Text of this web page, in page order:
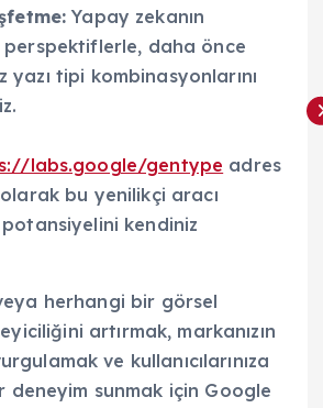
Yapay zekanın
perspektiflerle, daha önce
yazı tipi kombinasyonlarını
labs.google/gentype adres
bu yenilikçi aracı
kendiniz
herhangi bir görsel
artırmak, markanızın
ve kullanıcılarınıza
deneyim sunmak için Google